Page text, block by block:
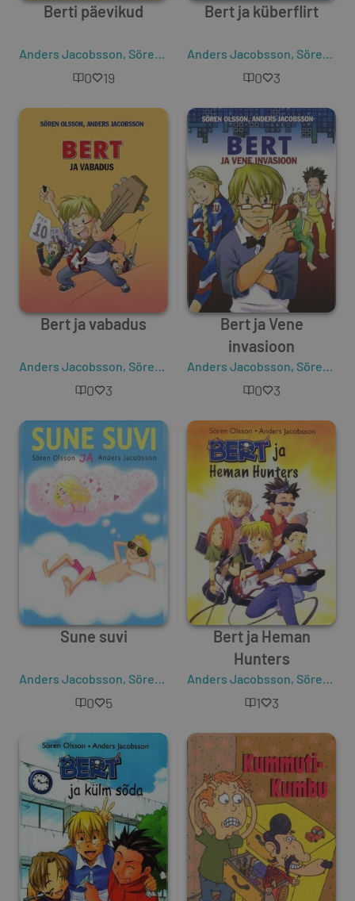
Berti päevikud
Anders Jacobsson, Sören Olsson
0 19
Bert ja küberflirt
Anders Jacobsson, Sören Olsson
0 3
Bert ja vabadus
Anders Jacobsson, Sören Olsson
0 3
Bert ja Vene
invasioon
Anders Jacobsson, Sören Olsson
0 3
Sune suvi
Anders Jacobsson, Sören Olsson
0 5
Bert ja Heman
Hunters
Anders Jacobsson, Sören Olsson
1 3